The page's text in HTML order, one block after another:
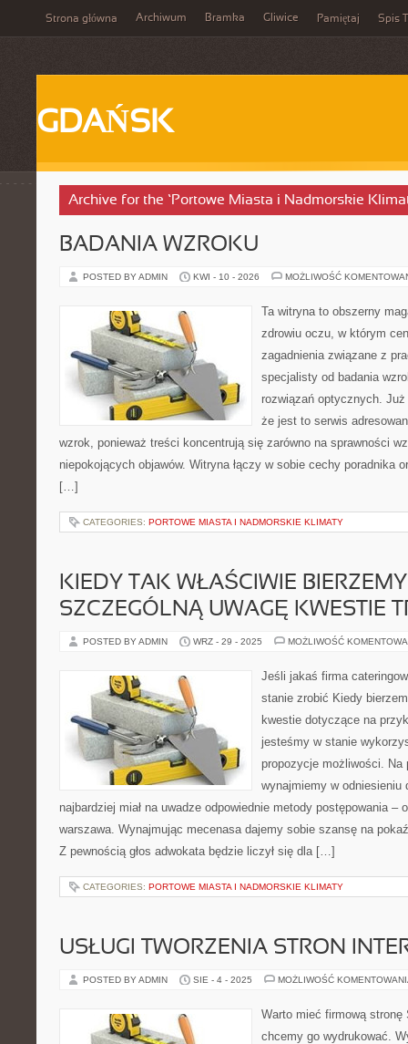
Strona główna Archiwum Bramka Gliwice Pamiętaj Spis
GDAŃSK
Archive for the ‘Portowe Miasta i Nadmorskie
BADANIA WZROKU
POSTED BY ADMIN KWI - 10 - 2026 MOŻLIWOŚĆ
Ta witryna to obszerny
zdrowiu oczu, w którym
zagadnienia związane z
specjalisty od badania
rozwiązań optycznych.
że jest to serwis
wzrok, ponieważ treści koncentrują się zarówno na sprawności
niepokojących objawów. Witryna łączy w sobie cechy poradnika
[…]
CATEGORIES: PORTOWE MIASTA I NADMORSKIE KLIMATY
KIEDY TAK WŁAŚCIWIE
SZCZEGÓLNĄ UWAGĘ KWESTIE
POSTED BY ADMIN WRZ - 29 - 2025 MOŻLIWOŚĆ
Jeśli jakaś firma
stanie zrobić Kiedy
kwestie dotyczące na
jesteśmy w stanie
propozycje możliwości. Na
wynajmiemy w odniesieniu
najbardziej miał na uwadze odpowiednie metody postępowania –
warszawa. Wynajmując mecenasa dajemy sobie szansę na
Z pewnością głos adwokata będzie liczył się dla […]
CATEGORIES: PORTOWE MIASTA I NADMORSKIE KLIMATY
USŁUGI TWORZENIA STRON
POSTED BY ADMIN SIE - 4 - 2025 MOŻLIWOŚĆ
Warto mieć firmową
chcemy go wydrukować.